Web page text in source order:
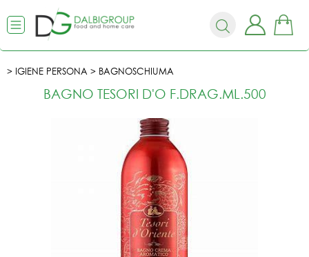
IGIENE PERSONA BAGNOSCHIUMA
BAGNO TESORI D'O F.DRAG.ML.500